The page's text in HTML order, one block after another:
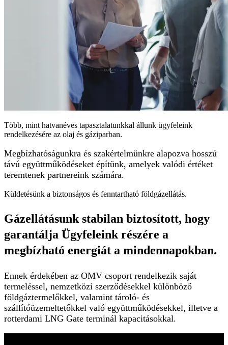
Több, mint hatvanéves tapasztalatunkkal állunk ügyfeleink
rendelkezésére az olaj és gáziparban.
Megbízhatóságunkra és szakértelmünkre alapozva hosszú
távú együttműködéseket építünk, amelyek valódi értéket
teremtenek partnereink számára.
Küldetésünk a biztonságos és fenntartható földgázellátás.
Gázellátásunk stabilan biztosított, hogy
garantálja Ügyfeleink részére a
megbízható energiát a mindennapokban.
Ennek érdekében az OMV csoport rendelkezik saját
termeléssel, nemzetközi szerződésekkel különböző
földgáztermelőkkel, valamint tároló- és
szállítóüzemeltetőkkel való együttműködésekkel, illetve a
rotterdami LNG Gate terminál kapacitásokkal.